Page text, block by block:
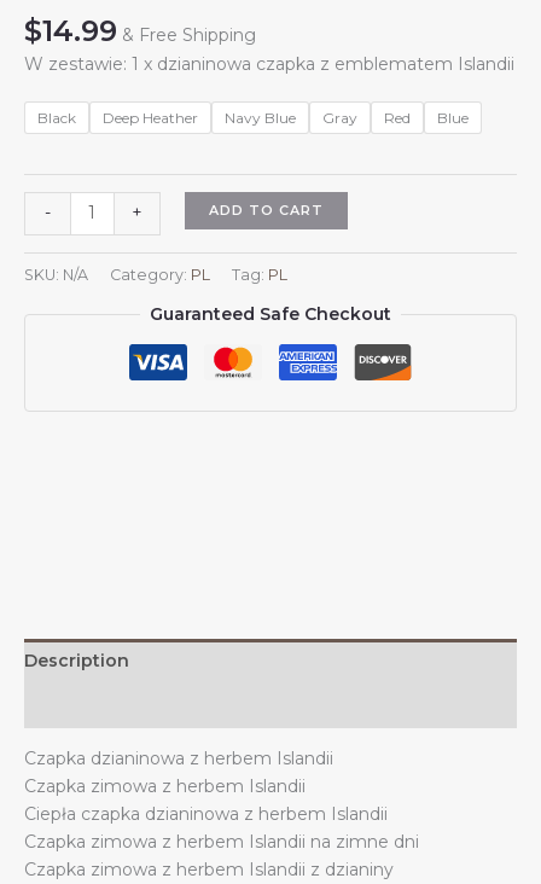
$14.99 & Free Shipping
W zestawie: 1 x dzianinowa czapka z emblematem Islandii
Black Deep Heather Navy Blue Gray Red Blue
-
Islandii
Czapka
dzianinowa
z
świeżym
powietrzu
mężczyzn
i
kobiet
quantity
+ ADD TO CART
SKU: N/A Category: PL Tag: PL
Guaranteed Safe Checkout
Description
Czapka dzianinowa z herbem Islandii
Czapka zimowa z herbem Islandii
Ciepła czapka dzianinowa z herbem Islandii
Czapka zimowa z herbem Islandii na zimne dni
Czapka zimowa z herbem Islandii z dzianiny